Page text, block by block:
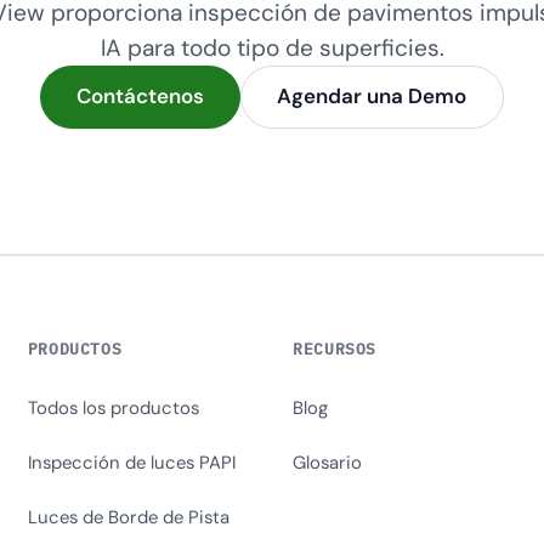
proporciona inspección de pavimentos
IA para todo tipo de superficies.
Contáctenos Agendar una Demo
PRODUCTOS
Todos los productos
Inspección de luces PAPI
Luces de Borde de Pista
RECURSOS
Blog
Glosario